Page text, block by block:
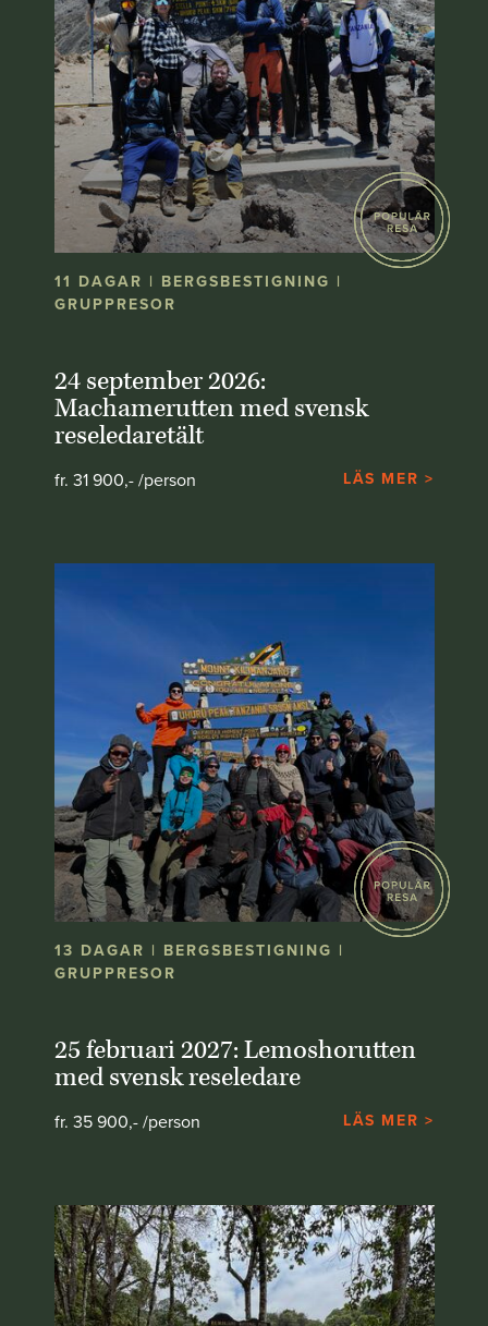
11 DAGAR | BERGSBESTIGNING |
GRUPPRESOR
24 september 2026:
Machamerutten med svensk
reseledaretält
fr. 31 900,- /person LÄS MER >
13 DAGAR | BERGSBESTIGNING |
GRUPPRESOR
25 februari 2027: Lemoshorutten
med svensk reseledare
fr. 35 900,- /person LÄS MER >